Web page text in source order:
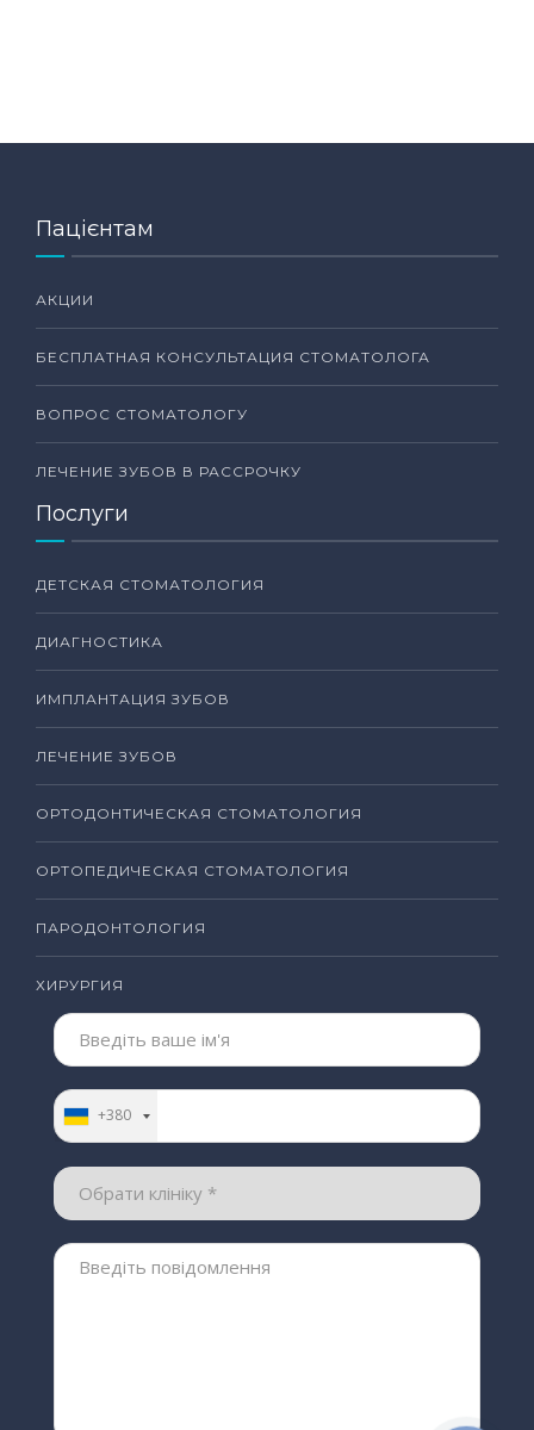
Пацієнтам
АКЦИИ
БЕСПЛАТНАЯ КОНСУЛЬТАЦИЯ СТОМАТОЛОГА
ВОПРОС СТОМАТОЛОГУ
ЛЕЧЕНИЕ ЗУБОВ В РАССРОЧКУ
Послуги
ДЕТСКАЯ СТОМАТОЛОГИЯ
ДИАГНОСТИКА
ИМПЛАНТАЦИЯ ЗУБОВ
ЛЕЧЕНИЕ ЗУБОВ
ОРТОДОНТИЧЕСКАЯ СТОМАТОЛОГИЯ
ОРТОПЕДИЧЕСКАЯ СТОМАТОЛОГИЯ
ПАРОДОНТОЛОГИЯ
ХИРУРГИЯ
+380